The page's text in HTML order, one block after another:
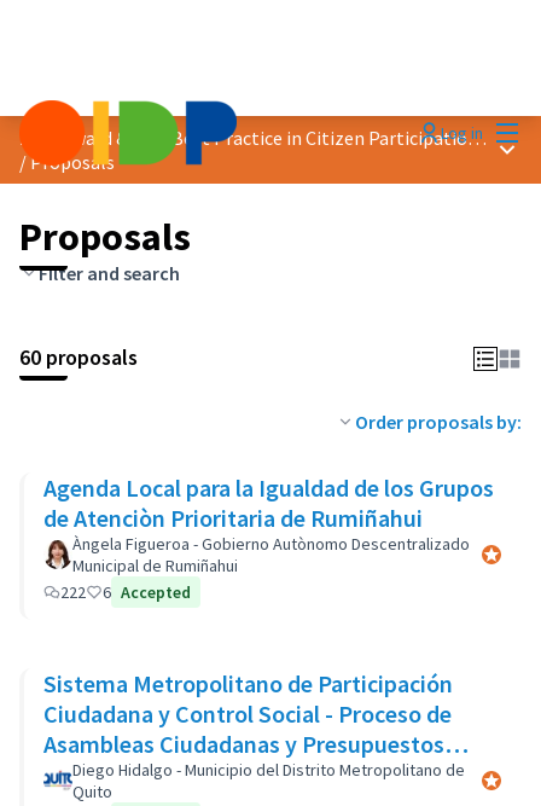
Log in
2018 Award &quot;Best Practice in Citizen Participation&quot;
/Proposals
Main
Proposals
Filter and search
60 proposals
Order proposals by:
Agenda Local para la Igualdad de los Grupos
de Atenciòn Prioritaria de Rumiñahui
Àngela Figueroa - Gobierno Autònomo Descentralizado
Municipal de Rumiñahui
Official
222
6 Accepted
Sistema Metropolitano de Participación
Ciudadana y Control Social - Proceso de
Asambleas Ciudadanas y Presupuestos
Participativos
Diego Hidalgo - Municipio del Distrito Metropolitano de
Quito
Official